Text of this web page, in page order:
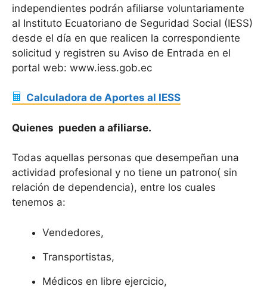
independientes podrán afiliarse voluntariamente
al Instituto Ecuatoriano de Seguridad Social (IESS)
desde el día en que realicen la correspondiente
solicitud y registren su Aviso de Entrada en el
portal web: www.iess.gob.ec
Calculadora de Aportes al IESS
Quienes pueden a afiliarse.
Todas aquellas personas que desempeñan una
actividad profesional y no tiene un patrono( sin
relación de dependencia), entre los cuales
tenemos a:
Vendedores,
Transportistas,
Médicos en libre ejercicio,